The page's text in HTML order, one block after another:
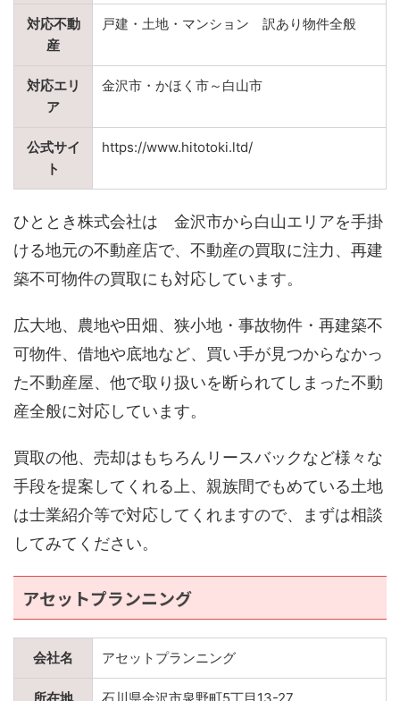
対応不動
産
戸建・土地・マンション 訳あり物件全般
対応エリ
ア
金沢市・かほく市～白山市
公式サイ
ト
https://www.hitotoki.ltd/
ひととき株式会社は 金沢市から白山エリアを手掛
ける地元の不動産店で、不動産の買取に注力、再建
築不可物件の買取にも対応しています。
広大地、農地や田畑、狭小地・事故物件・再建築不
可物件、借地や底地など、買い手が見つからなかっ
た不動産屋、他で取り扱いを断られてしまった不動
産全般に対応しています。
買取の他、売却はもちろんリースバックなど様々な
手段を提案してくれる上、親族間でもめている土地
は士業紹介等で対応してくれますので、まずは相談
してみてください。
アセットプランニング
会社名 アセットプランニング